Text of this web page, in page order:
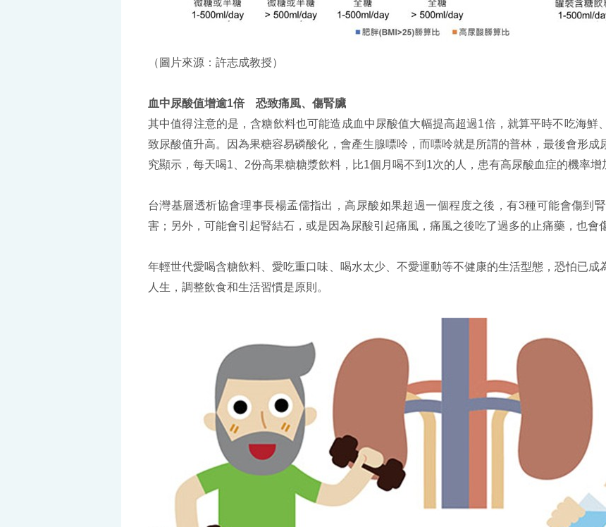
（圖片來源：許志成教授）
血中尿酸值增逾1倍 恐致痛風、傷腎臟
其中值得注意的是，含糖飲料也可能造成血中尿酸值大幅提高超過1倍，就算平時不吃海鮮
致尿酸值升高。因為果糖容易磷酸化，會產生腺嘌呤，而嘌呤就是所謂的普林，最後會形
究顯示，每天喝1、2份高果糖糖漿飲料，比1個月喝不到1次的人，患有高尿酸血症的機率增
台灣基層透析協會理事長楊孟儒指出，高尿酸如果超過一個程度之後，有3種可能會傷到
害；另外，可能會引起腎結石，或是因為尿酸引起痛風，痛風之後吃了過多的止痛藥，也會
年輕世代愛喝含糖飲料、愛吃重口味、喝水太少、不愛運動等不健康的生活型態，恐怕已
人生，調整飲食和生活習慣是原則。